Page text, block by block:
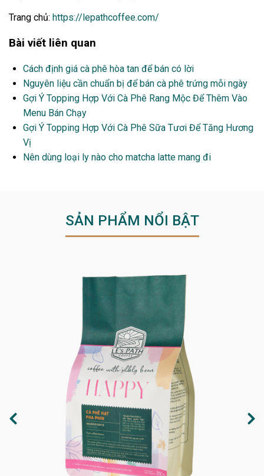
Trang chủ: https://lepathcoffee.com/
Bài viết liên quan
Cách định giá cà phê hòa tan để bán có lời
Nguyên liệu cần chuẩn bị để bán cà phê trứng mỗi ngày
Gợi Ý Topping Hợp Với Cà Phê Rang Mộc Để Thêm Vào
Menu Bán Chạy
Gợi Ý Topping Hợp Với Cà Phê Sữa Tươi Để Tăng Hương
Vị
Nên dùng loại ly nào cho matcha latte mang đi
SẢN PHẨM NỔI BẬT